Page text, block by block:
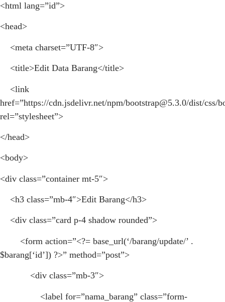
<html lang=”id”>
<head>
<meta charset=”UTF-8″>
<title>Edit Data Barang</title>
<link
href=”https://cdn.jsdelivr.net/npm/bootstrap@5.3.0/dist/css/
rel=”stylesheet”>
</head>
<body>
<div class=”container mt-5″>
<h3 class=”mb-4″>Edit Barang</h3>
<div class=”card p-4 shadow rounded”>
<form action=”<?= base_url(‘/barang/update/’ .
$barang[‘id’]) ?>” method=”post”>
<div class=”mb-3″>
<label for=”nama_barang” class=”form-